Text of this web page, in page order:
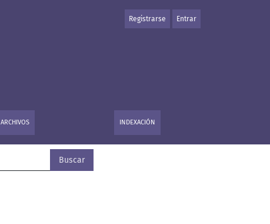
ARCHIVOS INDEXACIÓN
Registrarse Entrar
Buscar